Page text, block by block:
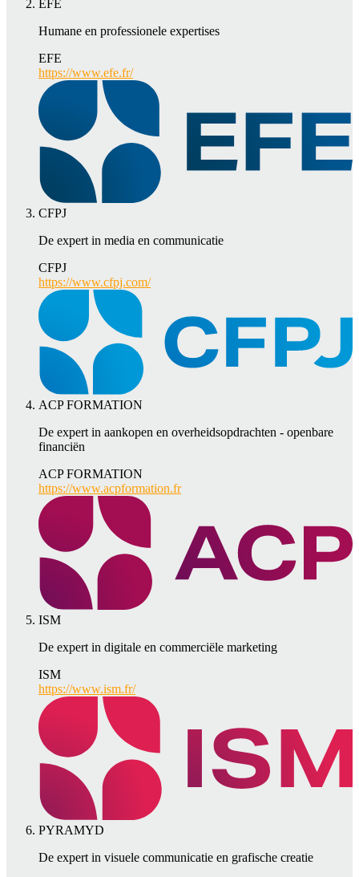
EFE
Humane en professionele expertises
EFE
https://www.efe.fr/
CFPJ
De expert in media en communicatie
CFPJ
https://www.cfpj.com/
ACP FORMATION
De expert in aankopen en overheidsopdrachten - openbare
financiën
ACP FORMATION
https://www.acpformation.fr
ISM
De expert in digitale en commerciële marketing
ISM
https://www.ism.fr/
PYRAMYD
De expert in visuele communicatie en grafische creatie